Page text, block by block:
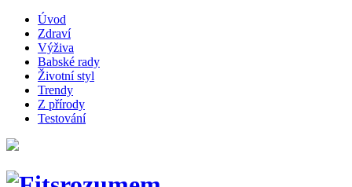
Úvod
Zdraví
Výživa
Babské rady
Životní styl
Trendy
Z přírody
Testování